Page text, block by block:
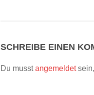
SCHREIBE EINEN
Du musstangemeldet